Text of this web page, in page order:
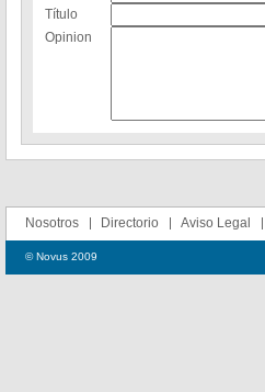
Título
Opinion
Nosotros Directorio Aviso Legal
© Novus 2009